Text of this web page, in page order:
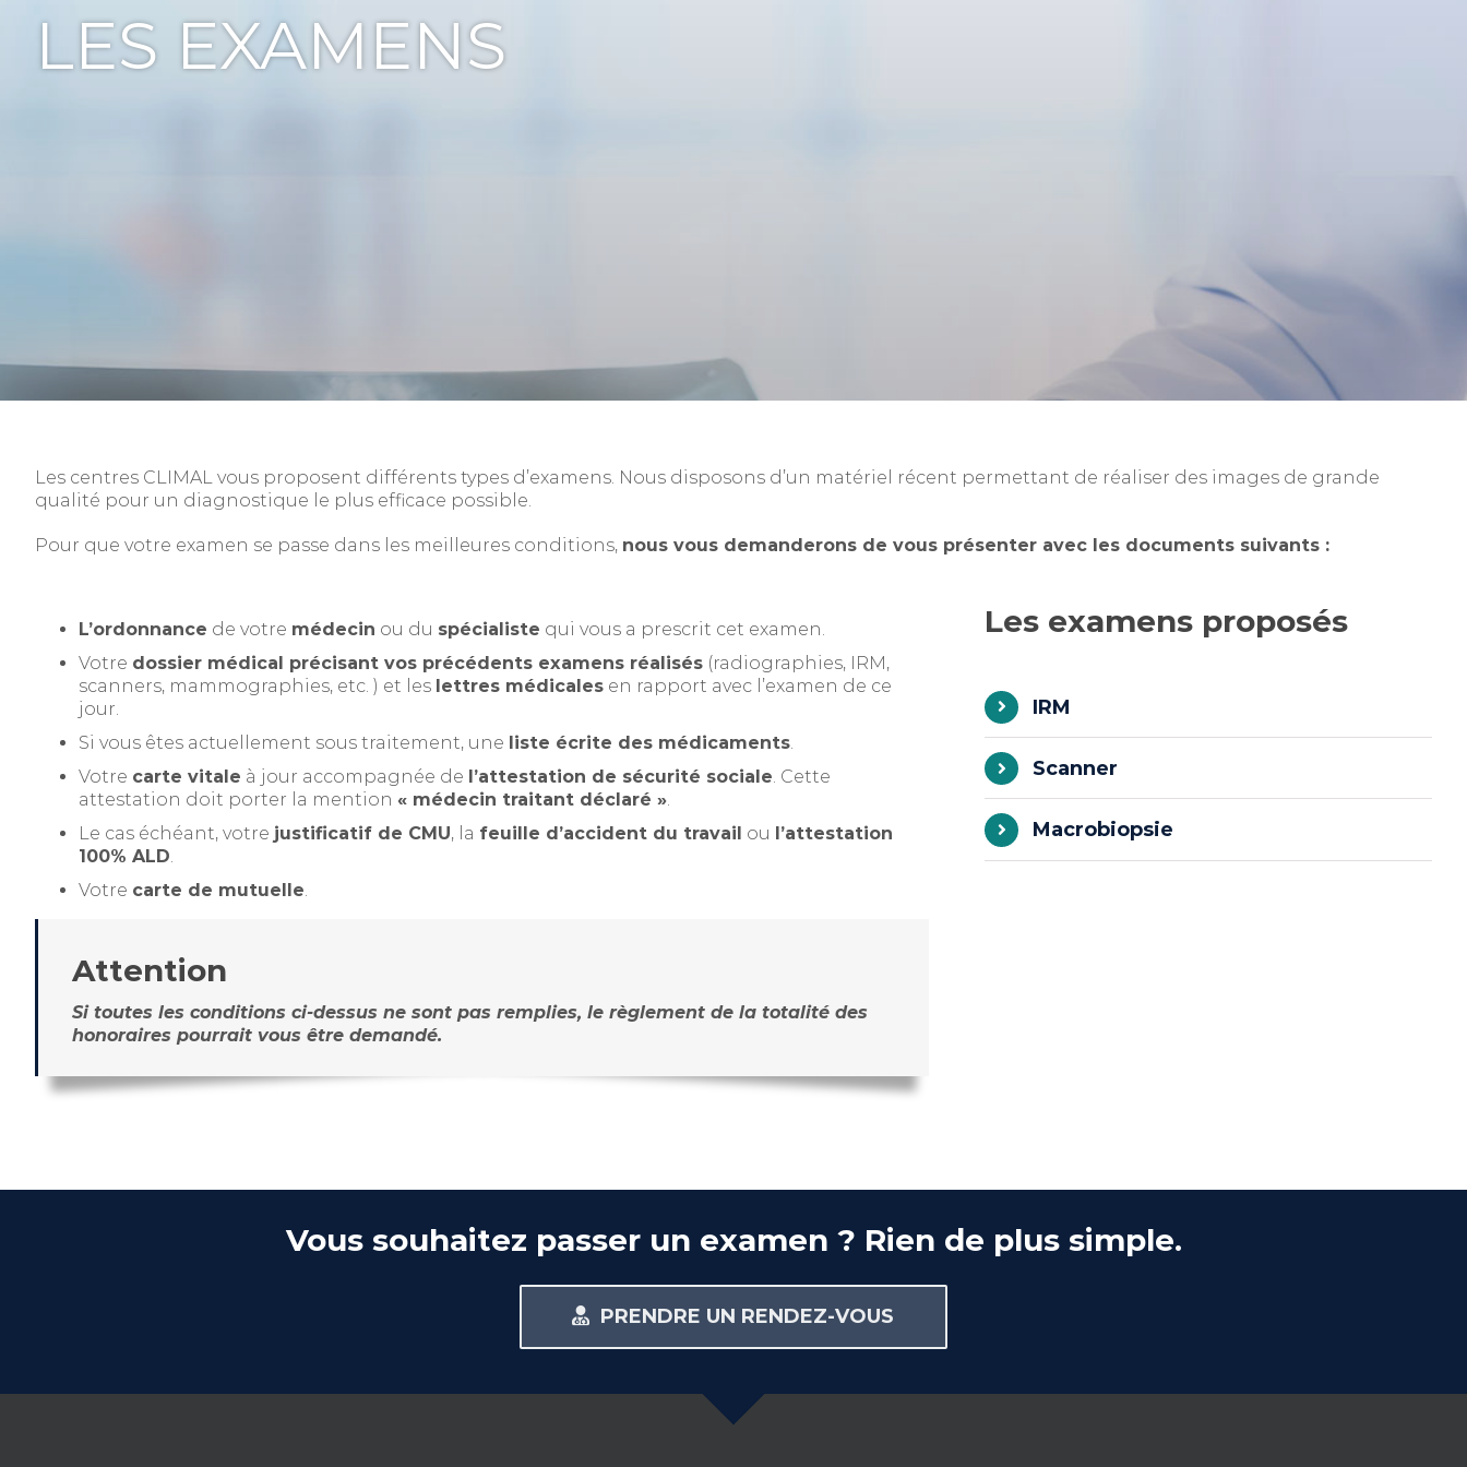
LES EXAMENS
Les centres CLIMAL vous proposent différents types d’examens. Nous disposons d’un matériel récent permettant de réaliser des images de grande
qualité pour un diagnostique le plus efficace possible.
Pour que votre examen se passe dans les meilleures conditions, nous vous demanderons de vous présenter avec les documents suivants :
L’ordonnance de votre médecin ou du spécialiste qui vous a prescrit cet examen.
Votre dossier médical précisant vos précédents examens réalisés (radiographies, IRM,
scanners, mammographies, etc. ) et les lettres médicales en rapport avec l’examen de ce
jour.
Si vous êtes actuellement sous traitement, une liste écrite des médicaments.
Votre carte vitale à jour accompagnée de l’attestation de sécurité sociale. Cette
attestation doit porter la mention « médecin traitant déclaré ».
Le cas échéant, votre justificatif de CMU, la feuille d’accident du travail ou l’attestation
100% ALD.
Votre carte de mutuelle.
Attention
Si toutes les conditions ci-dessus ne sont pas remplies, le règlement de la totalité des
honoraires pourrait vous être demandé.
Les examens proposés
IRM
Scanner
Macrobiopsie
Vous souhaitez passer un examen ? Rien de plus simple.
PRENDRE UN RENDEZ-VOUS